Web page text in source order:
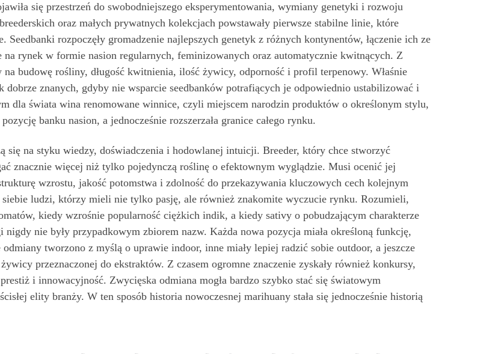
się przestrzeń do swobodniejszego eksperymentowania, wymiany genetyki i rozwoju
oraz małych prywatnych kolekcjach powstawały pierwsze stabilne linie, które
Seedbanki rozpoczęły gromadzenie najlepszych genetyk z różnych kontynentów, łączenie ich ze
rynek w formie nasion regularnych, feminizowanych oraz automatycznie kwitnących. Z
budowę rośliny, długość kwitnienia, ilość żywicy, odporność i profil terpenowy. Właśnie
dobrze znanych, gdyby nie wsparcie seedbanków potrafiących je odpowiednio ustabilizować i
dla świata wina renomowane winnice, czyli miejscem narodzin produktów o określonym stylu,
banku nasion, a jednocześnie rozszerzała granice całego rynku.
się na styku wiedzy, doświadczenia i hodowlanej intuicji. Breeder, który chce stworzyć
znacznie więcej niż tylko pojedynczą roślinę o efektownym wyglądzie. Musi ocenić jej
wzrostu, jakość potomstwa i zdolność do przekazywania kluczowych cech kolejnym
siebie ludzi, którzy mieli nie tylko pasję, ale również znakomite wyczucie rynku. Rozumieli,
kiedy wzrośnie popularność ciężkich indik, a kiedy sativy o pobudzającym charakterze
nie były przypadkowym zbiorem nazw. Każda nowa pozycja miała określoną funkcję,
tworzono z myślą o uprawie indoor, inne miały lepiej radzić sobie outdoor, a jeszcze
przeznaczonej do ekstraktów. Z czasem ogromne znaczenie zyskały również konkursy,
i innowacyjność. Zwycięska odmiana mogła bardzo szybko stać się światowym
elity branży. W ten sposób historia nowoczesnej marihuany stała się jednocześnie historią